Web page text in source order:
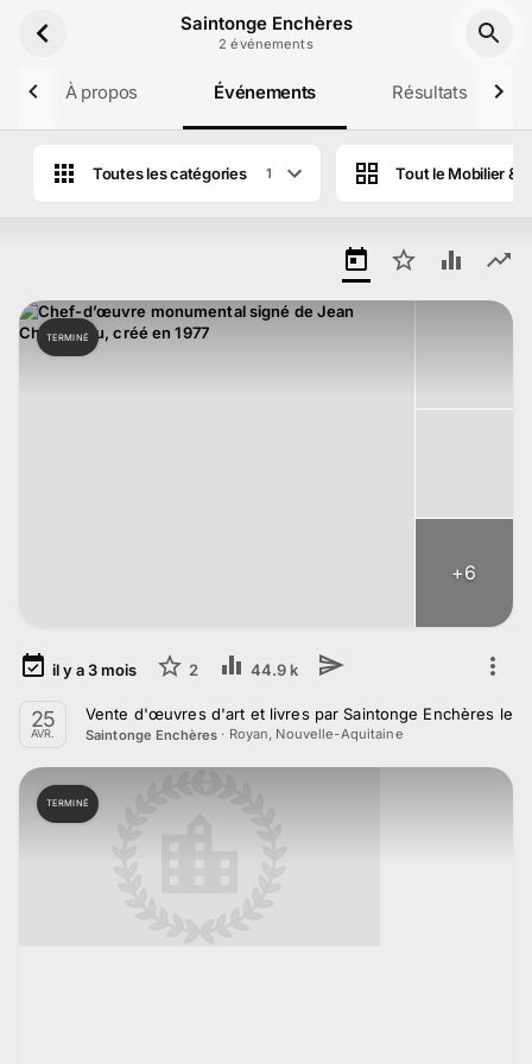
Saintonge Enchères
2 événements
À propos Événements Résultats
Toutes les catégories 1 Tout le Mobilier &
TERMINÉ
+6
il y a3mois 2 44.9 k
25
AVR.
Vente d'œuvres d'art et livres par Saintonge Enchères le
Saintonge Enchères · Royan, Nouvelle-Aquitaine
TERMINÉ